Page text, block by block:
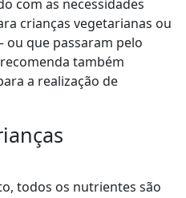
com as necessidades
crianças vegetarianas ou
ou que passaram pelo
também
a realização de
todos os nutrientes são